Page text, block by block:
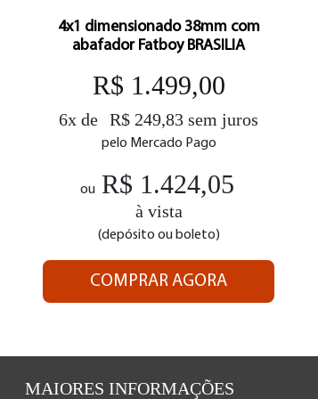
4x1 dimensionado 38mm com
abafador Fatboy BRASILIA
R$ 1.499,00
6x de R$ 249,83 sem juros
pelo Mercado Pago
ou R$ 1.424,05
à vista
(depósito ou boleto)
COMPRAR AGORA
MAIORES INFORMAÇÕES